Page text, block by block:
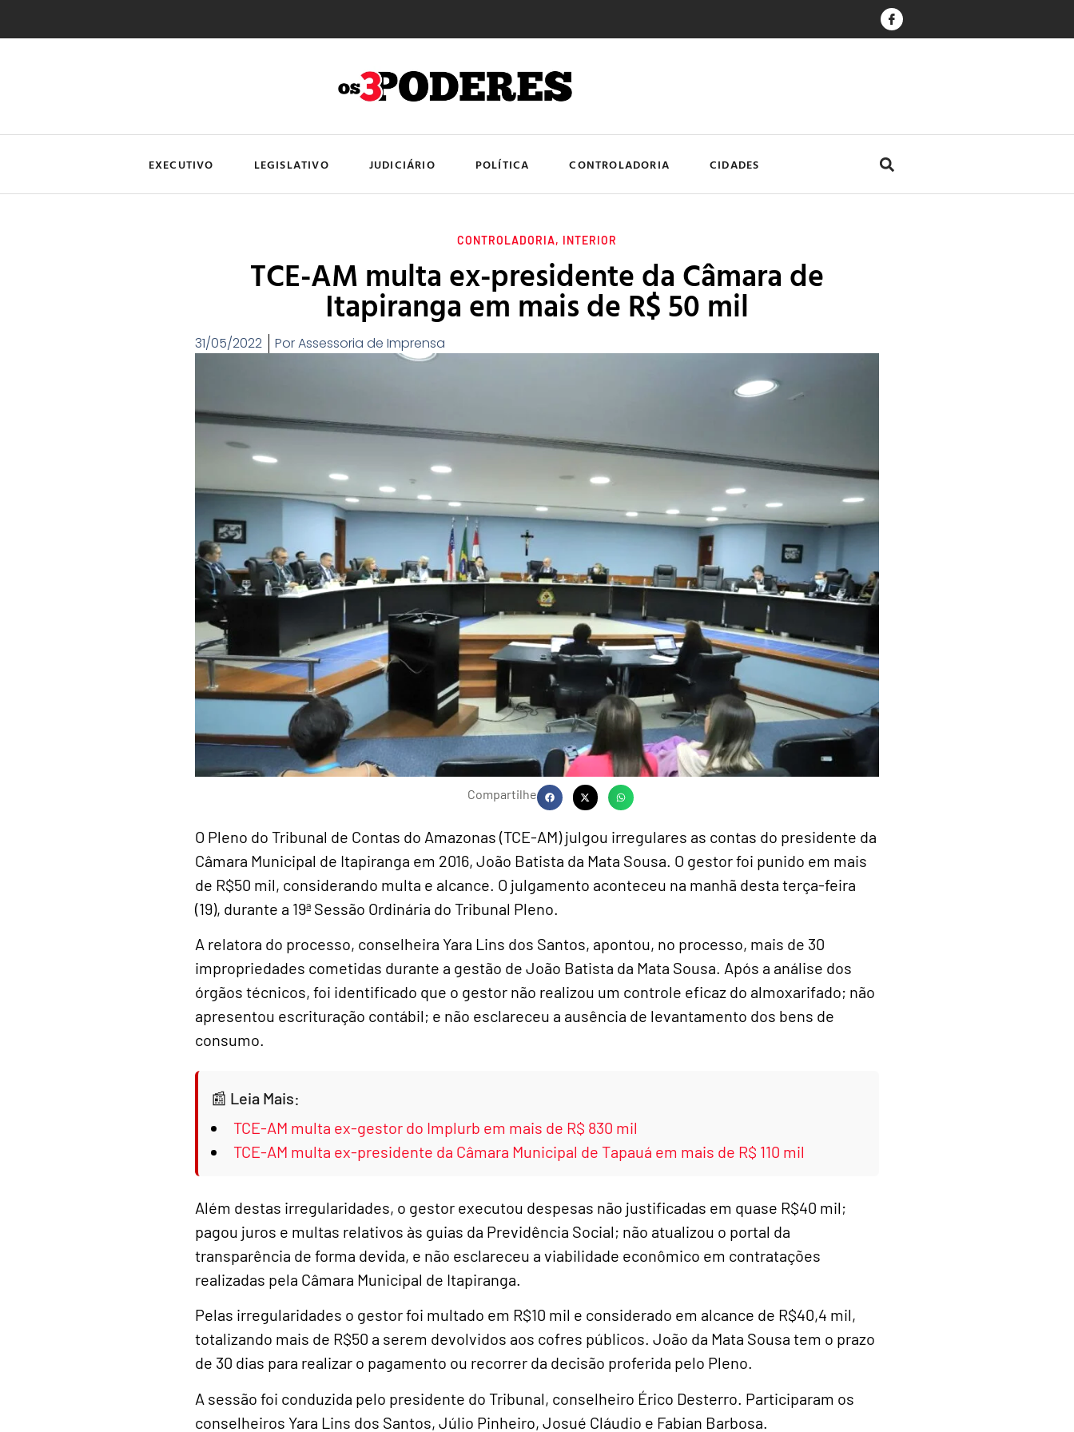
EXECUTIVO LEGISLATIVO JUDICIÁRIO POLÍTICA CONTROLADORIA CIDADES
CONTROLADORIA, INTERIOR
TCE-AM multa ex-presidente da Câmara de
Itapiranga em mais de R$ 50 mil
31/05/2022 PorAssessoria de Imprensa
Compartilhe
O Pleno do Tribunal de Contas do Amazonas (TCE-AM) julgou irregulares as contas do presidente da
Câmara Municipal de Itapiranga em 2016, João Batista da Mata Sousa. O gestor foi punido em mais
de R$50 mil, considerando multa e alcance. O julgamento aconteceu na manhã desta terça-feira
(19), durante a 19ª Sessão Ordinária do Tribunal Pleno.
A relatora do processo, conselheira Yara Lins dos Santos, apontou, no processo, mais de 30
impropriedades cometidas durante a gestão de João Batista da Mata Sousa. Após a análise dos
órgãos técnicos, foi identificado que o gestor não realizou um controle eficaz do almoxarifado; não
apresentou escrituração contábil; e não esclareceu a ausência de levantamento dos bens de
consumo.
Leia Mais:
TCE-AM multa ex-gestor do Implurb em mais de R$ 830 mil
TCE-AM multa ex-presidente da Câmara Municipal de Tapauá em mais de R$ 110 mil
Além destas irregularidades, o gestor executou despesas não justificadas em quase R$40 mil;
pagou juros e multas relativos às guias da Previdência Social; não atualizou o portal da
transparência de forma devida, e não esclareceu a viabilidade econômico em contratações
realizadas pela Câmara Municipal de Itapiranga.
Pelas irregularidades o gestor foi multado em R$10 mil e considerado em alcance de R$40,4 mil,
totalizando mais de R$50 a serem devolvidos aos cofres públicos. João da Mata Sousa tem o prazo
de 30 dias para realizar o pagamento ou recorrer da decisão proferida pelo Pleno.
A sessão foi conduzida pelo presidente do Tribunal, conselheiro Érico Desterro. Participaram os
conselheiros Yara Lins dos Santos, Júlio Pinheiro, Josué Cláudio e Fabian Barbosa.